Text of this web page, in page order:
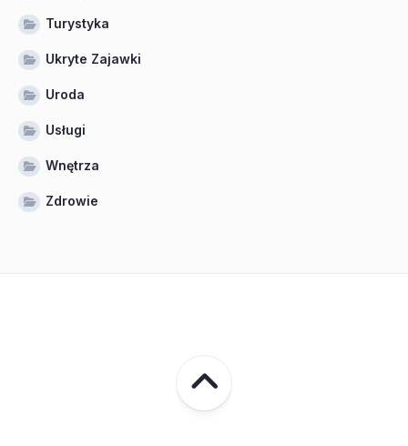
Turystyka
Ukryte Zajawki
Uroda
Usługi
Wnętrza
Zdrowie